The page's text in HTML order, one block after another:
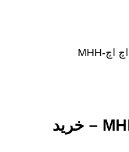
دستگیره کابینت M369 ام اچ اچ-MHH – خرید